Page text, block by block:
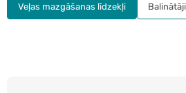
Veļas mazgāšanas līdzekļi